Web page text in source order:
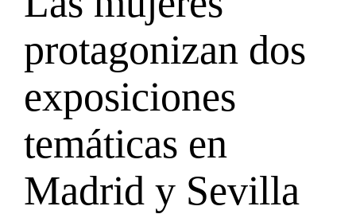
protagonizan dos
exposiciones
temáticas en
Madrid y Sevilla